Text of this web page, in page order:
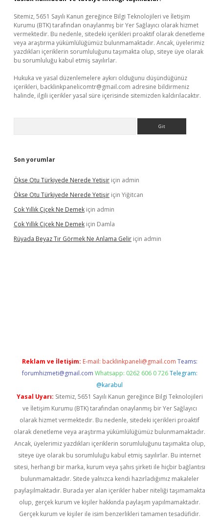
Sitemiz, 5651 Sayılı Kanun gereğince Bilgi Teknolojileri ve İletişim
Kurumu (BTK) tarafından onaylanmış bir Yer Sağlayıcı olarak hizmet
vermektedir. Bu nedenle, sitedeki içerikleri proaktif olarak denetleme
veya araştırma yükümlülüğümüz bulunmamaktadır. Ancak, üyelerimiz
yazdıkları içeriklerin sorumluluğunu taşımakta olup, siteye üye olarak
bu sorumluluğu kabul etmiş sayılırlar.
Hukuka ve yasal düzenlemelere aykırı olduğunu düşündüğünüz
içerikleri, backlinkpanelicomtr@gmail.com adresine bildirmeniz
halinde, ilgili içerikler yasal süre içerisinde sitemizden kaldırılacaktır.
Son yorumlar
Ökse Otu Türkiyede Nerede Yetişir için admin
Ökse Otu Türkiyede Nerede Yetişir için Yiğitcan
Çok Yıllık Çiçek Ne Demek için admin
Çok Yıllık Çiçek Ne Demek için Damla
Rüyada Beyaz Tır Görmek Ne Anlama Gelir için admin
Reklam ve İletişim: E-mail: backlinkpaneli@gmail.com Teams:
forumhizmeti@gmail.com Whatsapp: 0262 606 0 726 Telegram:
@karabul
Yasal Uyarı: Sitemiz, 5651 Sayılı Kanun gereğince Bilgi Teknolojileri
ve İletişim Kurumu (BTK) tarafından onaylanmış bir Yer Sağlayıcı
olarak hizmet vermektedir. Bu nedenle, sitedeki içerikleri proaktif
olarak denetleme veya araştırma yükümlülüğümüz bulunmamaktadır.
Ancak, üyelerimiz yazdıkları içeriklerin sorumluluğunu taşımakta olup,
siteye üye olarak bu sorumluluğu kabul etmiş sayılırlar. Bu internet
sitesi, herhangi bir marka, kurum veya şahıs şirketi ile hiçbir bağlantısı
bulunmamaktadır. Sitede yalnızca kendi hazırladığımız makaleler
paylaşılmaktadır. Burada yer alan içerikler haber niteliği taşımamakta
olup, gerçek kurum ve kişiler hakkında paylaşım yapılmamaktadır.
Gerçek kurum ve kişiler ile isim benzerlikleri tamamen tesadüfidir.